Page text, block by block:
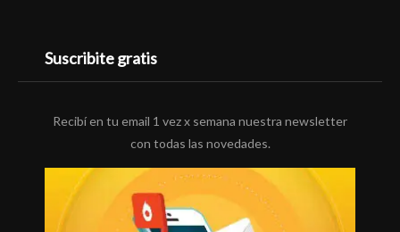
Suscribite gratis
Recibí en tu email 1 vez x semana nuestra newsletter
con todas las novedades.